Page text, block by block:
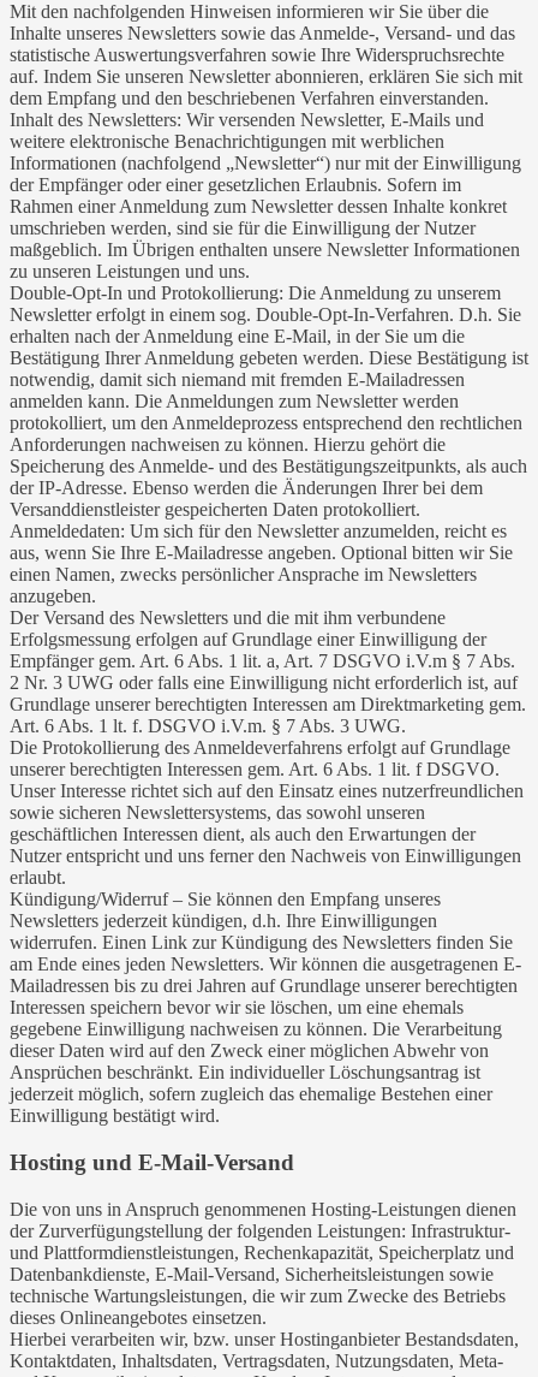
Mit den nachfolgenden Hinweisen informieren wir Sie über die
Inhalte unseres Newsletters sowie das Anmelde-, Versand- und das
statistische Auswertungsverfahren sowie Ihre Widerspruchsrechte
auf. Indem Sie unseren Newsletter abonnieren, erklären Sie sich mit
dem Empfang und den beschriebenen Verfahren einverstanden.
Inhalt des Newsletters: Wir versenden Newsletter, E-Mails und
weitere elektronische Benachrichtigungen mit werblichen
Informationen (nachfolgend „Newsletter“) nur mit der Einwilligung
der Empfänger oder einer gesetzlichen Erlaubnis. Sofern im
Rahmen einer Anmeldung zum Newsletter dessen Inhalte konkret
umschrieben werden, sind sie für die Einwilligung der Nutzer
maßgeblich. Im Übrigen enthalten unsere Newsletter Informationen
zu unseren Leistungen und uns.
Double-Opt-In und Protokollierung: Die Anmeldung zu unserem
Newsletter erfolgt in einem sog. Double-Opt-In-Verfahren. D.h. Sie
erhalten nach der Anmeldung eine E-Mail, in der Sie um die
Bestätigung Ihrer Anmeldung gebeten werden. Diese Bestätigung ist
notwendig, damit sich niemand mit fremden E-Mailadressen
anmelden kann. Die Anmeldungen zum Newsletter werden
protokolliert, um den Anmeldeprozess entsprechend den rechtlichen
Anforderungen nachweisen zu können. Hierzu gehört die
Speicherung des Anmelde- und des Bestätigungszeitpunkts, als auch
der IP-Adresse. Ebenso werden die Änderungen Ihrer bei dem
Versanddienstleister gespeicherten Daten protokolliert.
Anmeldedaten: Um sich für den Newsletter anzumelden, reicht es
aus, wenn Sie Ihre E-Mailadresse angeben. Optional bitten wir Sie
einen Namen, zwecks persönlicher Ansprache im Newsletters
anzugeben.
Der Versand des Newsletters und die mit ihm verbundene
Erfolgsmessung erfolgen auf Grundlage einer Einwilligung der
Empfänger gem. Art. 6 Abs. 1 lit. a, Art. 7 DSGVO i.V.m § 7 Abs.
2 Nr. 3 UWG oder falls eine Einwilligung nicht erforderlich ist, auf
Grundlage unserer berechtigten Interessen am Direktmarketing gem.
Art. 6 Abs. 1 lt. f. DSGVO i.V.m. § 7 Abs. 3 UWG.
Die Protokollierung des Anmeldeverfahrens erfolgt auf Grundlage
unserer berechtigten Interessen gem. Art. 6 Abs. 1 lit. f DSGVO.
Unser Interesse richtet sich auf den Einsatz eines nutzerfreundlichen
sowie sicheren Newslettersystems, das sowohl unseren
geschäftlichen Interessen dient, als auch den Erwartungen der
Nutzer entspricht und uns ferner den Nachweis von Einwilligungen
erlaubt.
Kündigung/Widerruf – Sie können den Empfang unseres
Newsletters jederzeit kündigen, d.h. Ihre Einwilligungen
widerrufen. Einen Link zur Kündigung des Newsletters finden Sie
am Ende eines jeden Newsletters. Wir können die ausgetragenen E-
Mailadressen bis zu drei Jahren auf Grundlage unserer berechtigten
Interessen speichern bevor wir sie löschen, um eine ehemals
gegebene Einwilligung nachweisen zu können. Die Verarbeitung
dieser Daten wird auf den Zweck einer möglichen Abwehr von
Ansprüchen beschränkt. Ein individueller Löschungsantrag ist
jederzeit möglich, sofern zugleich das ehemalige Bestehen einer
Einwilligung bestätigt wird.
Hosting und E-Mail-Versand
Die von uns in Anspruch genommenen Hosting-Leistungen dienen
der Zurverfügungstellung der folgenden Leistungen: Infrastruktur-
und Plattformdienstleistungen, Rechenkapazität, Speicherplatz und
Datenbankdienste, E-Mail-Versand, Sicherheitsleistungen sowie
technische Wartungsleistungen, die wir zum Zwecke des Betriebs
dieses Onlineangebotes einsetzen.
Hierbei verarbeiten wir, bzw. unser Hostinganbieter Bestandsdaten,
Kontaktdaten, Inhaltsdaten, Vertragsdaten, Nutzungsdaten, Meta-